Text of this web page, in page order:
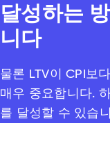
달성하는
니다
물론 LTV이 CPI보
매우 중요합니다.
를 달성할 수 있습